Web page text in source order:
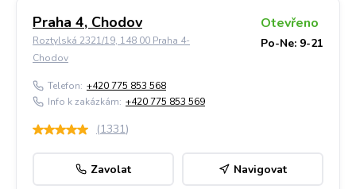
Praha 4, Chodov
Roztylská 2321/19, 148 00 Praha 4-
Chodov
Otevřeno
Po-Ne: 9-21
Telefon: +420 775 853 568
Info k zakázkám: +420 775 853 569
(1331)
Zavolat Navigovat